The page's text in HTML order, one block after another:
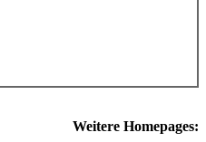
Weitere Homepages: